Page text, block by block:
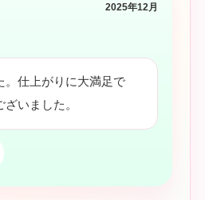
2025年12月
。仕上がりに大満足で
いました。